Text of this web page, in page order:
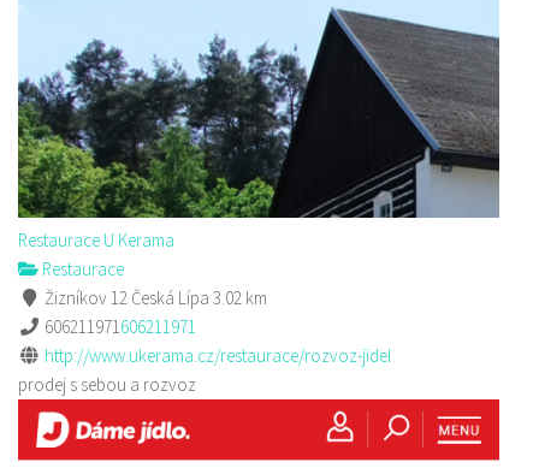
Restaurace U Kerama
Restaurace
Žizníkov 12 Česká Lípa 3.02 km
606211971606211971
http://www.ukerama.cz/restaurace/rozvoz-jidel
prodej s sebou a rozvoz